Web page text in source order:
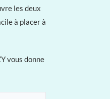
les deux
à placer à
vous donne